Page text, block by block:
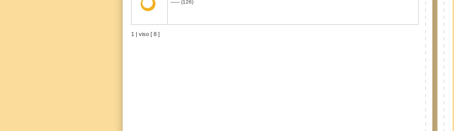
------ (126)
1 | viso [ 8 ]